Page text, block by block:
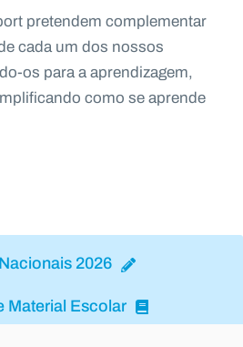
pretendem complementar
cada um dos nossos
os para a aprendizagem,
como se aprende
2026
Material Escolar